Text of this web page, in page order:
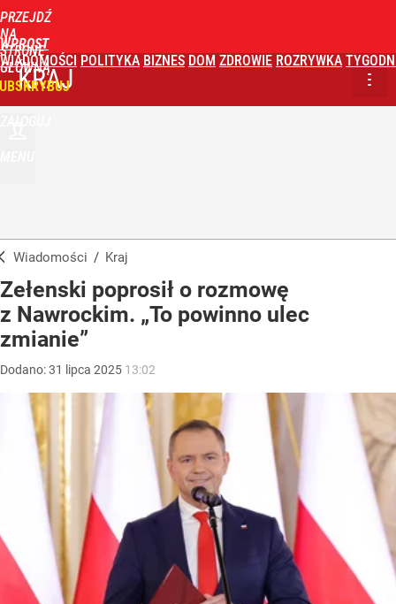
PRZEJDŹ
NA
STRONĘ
GŁÓWNĄ
WPROST
WIADOMOŚCI POLITYKA BIZNES DOM ZDROWIE ROZRYWKA
KRAJ
Wiadomości / Kraj
Zełenski poprosił o rozmowę
z Nawrockim. „To powinno ulec
zmianie”
Dodano:31 lipca 2025 13:02